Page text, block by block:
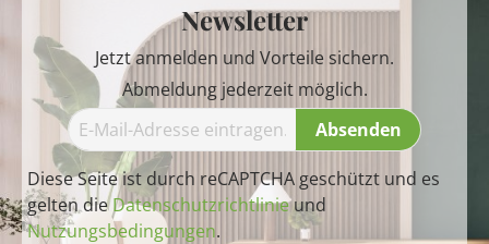
Newsletter
Jetzt anmelden und Vorteile sichern.
Abmeldung jederzeit möglich.
Absenden
Diese Seite ist durch reCAPTCHA geschützt und es
gelten dieDatenschutzrichtlinieund
Nutzungsbedingungen.